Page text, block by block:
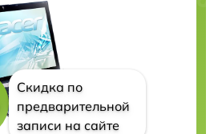
Скидка по
предварительной
записи на сайте